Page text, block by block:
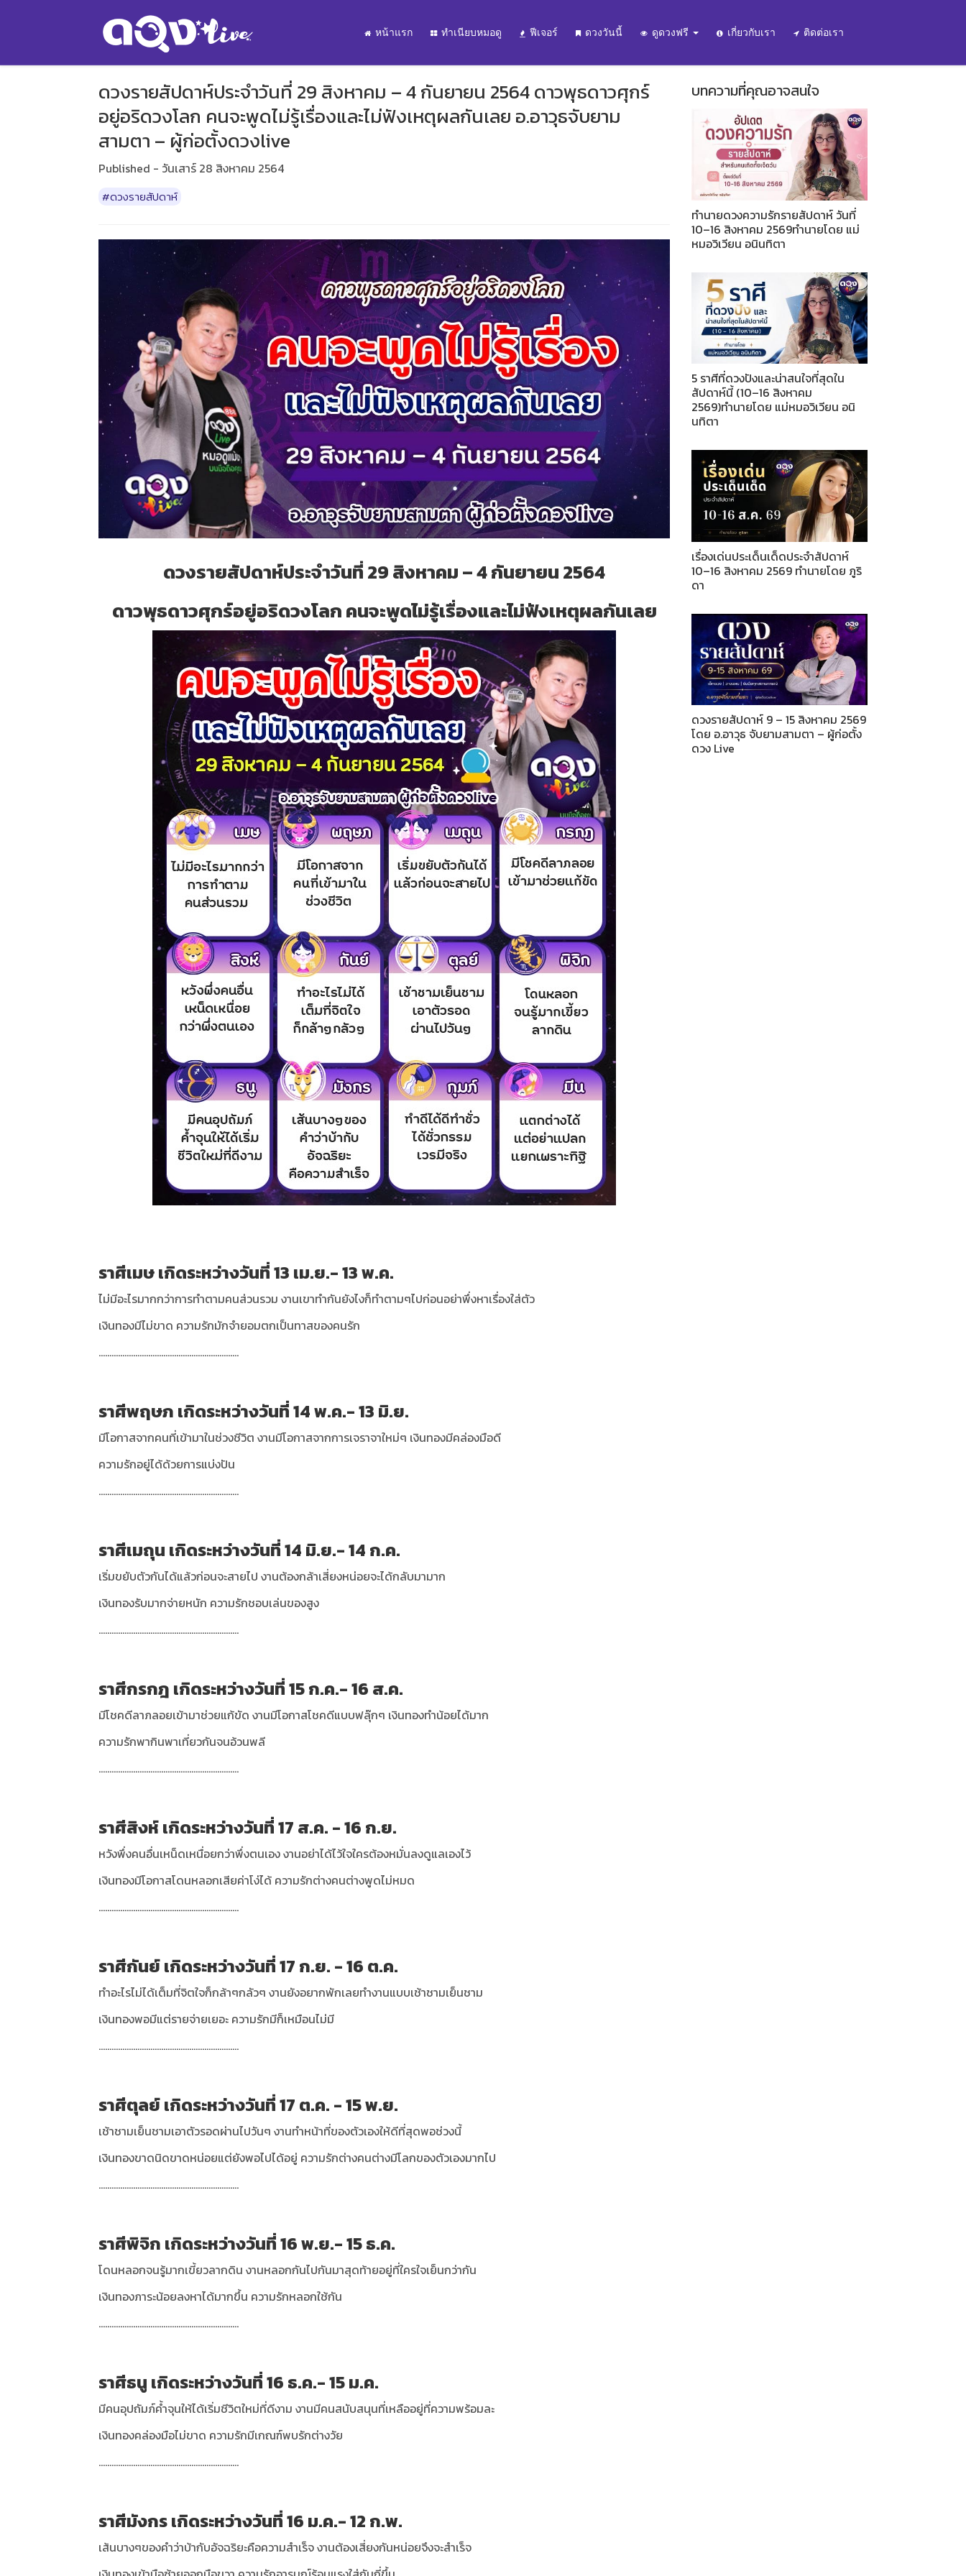
หน้าแรก ทำเนียบหมอดู ฟีเจอร์ ดวงวันนี้ ดูดวงฟรี เกี่ยวกับเรา ติดต่อเรา
ดวงรายสัปดาห์ประจำวันที่ 29 สิงหาคม – 4 กันยายน 2564 ดาวพุธดาวศุกร์
อยู่อริดวงโลก คนจะพูดไม่รู้เรื่องและไม่ฟังเหตุผลกันเลย อ.อาวุธจับยาม
สามตา – ผู้ก่อตั้งดวงlive
Published - วันเสาร์ 28 สิงหาคม 2564
#ดวงรายสัปดาห์
ดวงรายสัปดาห์ประจำวันที่ 29 สิงหาคม – 4 กันยายน 2564
ดาวพุธดาวศุกร์อยู่อริดวงโลก คนจะพูดไม่รู้เรื่องและไม่ฟังเหตุผลกันเลย
ราศีเมษ เกิดระหว่างวันที่ 13 เม.ย.- 13 พ.ค.
ไม่มีอะไรมากกว่าการทำตามคนส่วนรวม งานเขาทำกันยังไงก็ทำตามๆไปก่อนอย่าพึ่งหาเรื่องใส่ตัว
เงินทองมีไม่ขาด ความรักมักจำยอมตกเป็นทาสของคนรัก
.................................................................
ราศีพฤษภ เกิดระหว่างวันที่ 14 พ.ค.- 13 มิ.ย.
มีโอกาสจากคนที่เข้ามาในช่วงชีวิต งานมีโอกาสจากการเจราจาใหม่ๆ เงินทองมีคล่องมือดี
ความรักอยู่ได้ด้วยการแบ่งปัน
.................................................................
ราศีเมถุน เกิดระหว่างวันที่ 14 มิ.ย.- 14 ก.ค.
เริ่มขยับตัวกันได้แล้วก่อนจะสายไป งานต้องกล้าเสี่ยงหน่อยจะได้กลับมามาก
เงินทองรับมากจ่ายหนัก ความรักชอบเล่นของสูง
.................................................................
ราศีกรกฎ เกิดระหว่างวันที่ 15 ก.ค.- 16 ส.ค.
มีโชคดีลาภลอยเข้ามาช่วยแก้ขัด งานมีโอกาสโชคดีแบบฟลุ๊กๆ เงินทองทำน้อยได้มาก
ความรักพากินพาเที่ยวกันจนอ้วนพลี
.................................................................
ราศีสิงห์ เกิดระหว่างวันที่ 17 ส.ค. - 16 ก.ย.
หวังพึ่งคนอื่นเหน็ดเหนื่อยกว่าพึ่งตนเอง งานอย่าได้ไว้ใจใครต้องหมั่นลงดูแลเองไว้
เงินทองมีโอกาสโดนหลอกเสียค่าโง่ได้ ความรักต่างคนต่างพูดไม่หมด
.................................................................
ราศีกันย์ เกิดระหว่างวันที่ 17 ก.ย. - 16 ต.ค.
ทำอะไรไม่ได้เต็มที่จิตใจก็กล้าๆกลัวๆ งานยังอยากพักเลยทำงานแบบเช้าชามเย็นชาม
เงินทองพอมีแต่รายจ่ายเยอะ ความรักมีก็เหมือนไม่มี
.................................................................
ราศีตุลย์ เกิดระหว่างวันที่ 17 ต.ค. - 15 พ.ย.
เช้าชามเย็นชามเอาตัวรอดผ่านไปวันๆ งานทำหน้าที่ของตัวเองให้ดีที่สุดพอช่วงนี้
เงินทองขาดนิดขาดหน่อยแต่ยังพอไปได้อยู่ ความรักต่างคนต่างมีโลกของตัวเองมากไป
.................................................................
ราศีพิจิก เกิดระหว่างวันที่ 16 พ.ย.- 15 ธ.ค.
โดนหลอกจนรู้มากเขี้ยวลากดิน งานหลอกกันไปกันมาสุดท้ายอยู่ที่ใครใจเย็นกว่ากัน
เงินทองภาระน้อยลงหาได้มากขึ้น ความรักหลอกใช้กัน
.................................................................
ราศีธนู เกิดระหว่างวันที่ 16 ธ.ค.- 15 ม.ค.
มีคนอุปถัมภ์ค้ำจุนให้ได้เริ่มชีวิตใหม่ที่ดีงาม งานมีคนสนับสนุนที่เหลืออยู่ที่ความพร้อมละ
เงินทองคล่องมือไม่ขาด ความรักมีเกณฑ์พบรักต่างวัย
.................................................................
ราศีมังกร เกิดระหว่างวันที่ 16 ม.ค.- 12 ก.พ.
เส้นบางๆของคำว่าบ้ากับอัจฉริยะคือความสำเร็จ งานต้องเสี่ยงกันหน่อยจึงจะสำเร็จ
บทความที่คุณอาจสนใจ
ทำนายดวงความรักรายสัปดาห์ วันที่
10–16 สิงหาคม 2569ทำนายโดย แม่
หมอวิเวียน อนินทิตา
5 ราศีที่ดวงปังและน่าสนใจที่สุดใน
สัปดาห์นี้ (10–16 สิงหาคม
2569)ทำนายโดย แม่หมอวิเวียน อนิ
นทิตา
เรื่องเด่นประเด็นเด็ดประจำสัปดาห์
10–16 สิงหาคม 2569 ทำนายโดย ภูริ
ดา
ดวงรายสัปดาห์ 9 – 15 สิงหาคม 2569
โดย อ.อาวุธ จับยามสามตา – ผู้ก่อตั้ง
ดวง Live